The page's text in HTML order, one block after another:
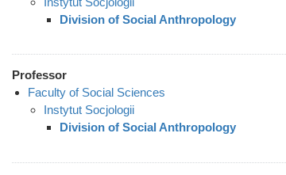
Division of Social Anthropology
Professor
Faculty of Social Sciences
Instytut Socjologii
Division of Social Anthropology